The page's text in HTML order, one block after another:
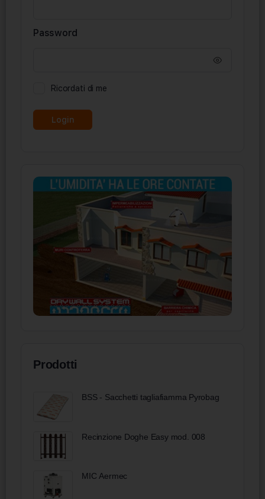
Password
Ricordati di me
Prodotti
BSS - Sacchetti tagliafiamma Pyrobag
Recinzione Doghe Easy mod. 008
MIC Aermec